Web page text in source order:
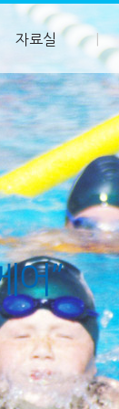
자료실
어”